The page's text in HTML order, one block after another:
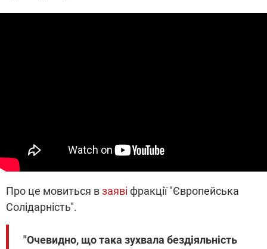
Про це мовиться взаяві фракції "Європейська
Солідарність".
"Очевидно, що така зухвала бездіяльність